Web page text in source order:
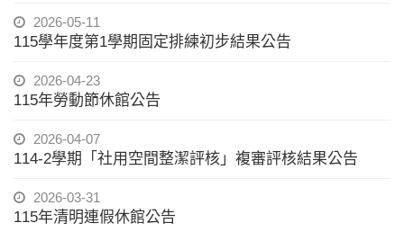
2026-05-11
115學年度第1學期固定排練初步結果公告
2026-04-23
115年勞動節休館公告
2026-04-07
114-2學期「社用空間整潔評核」複審評核結果公告
2026-03-31
115年清明連假休館公告